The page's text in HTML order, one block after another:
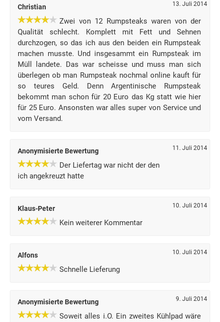
Christian 13. Juli 2014
Zwei von 12 Rumpsteaks waren von der
Qualität schlecht. Komplett mit Fett und Sehnen
durchzogen, so das ich aus den beiden ein Rumpsteak
machen musste. Und insgesammt ein Rumpsteak im
Müll landete. Das war scheisse und muss man sich
überlegen ob man Rumpsteak nochmal online kauft für
so teures Geld. Denn Argentinische Rumpsteak
bekommt man schon für 20 Euro das Kg statt wie hier
für 25 Euro. Ansonsten war alles super von Service und
vom Versand.
Anonymisierte Bewertung 11. Juli 2014
Der Liefertag war nicht der den
ich angekreuzt hatte
Klaus-Peter 10. Juli 2014
Kein weiterer Kommentar
Alfons 10. Juli 2014
Schnelle Lieferung
Anonymisierte Bewertung 9. Juli 2014
Soweit alles i.O. Ein zweites Kühlpad wäre